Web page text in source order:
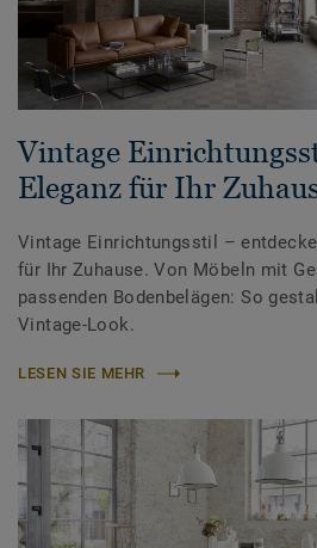
Vintage
Eleganz für Ihr
Vintage Einrichtungsstil –
für Ihr Zuhause. Von Möbeln mit
passenden Bodenbelägen: So
Vintage-Look.
LESEN SIE MEHR